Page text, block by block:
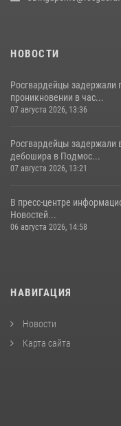
НОВОСТИ
Росгвардейцы задержали
проникновении в час...
07 августа 2026, 13:36
Росгвардейцы задержали
дебошира в Подмос...
07 августа 2026, 13:21
В пресс-центре
Новостей...
06 августа 2026, 14:58
НАВИГАЦИЯ
Новости
Карта сайта